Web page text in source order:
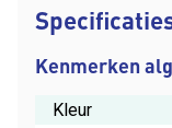
weer snel en
afwerking
Kenmerken
Kleur